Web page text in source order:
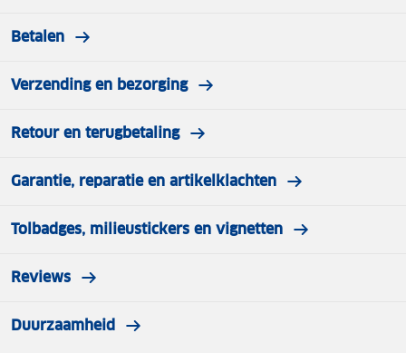
Betalen
Verzending en bezorging
Retour en terugbetaling
Garantie, reparatie en artikelklachten
Tolbadges, milieustickers en vignetten
Reviews
Duurzaamheid